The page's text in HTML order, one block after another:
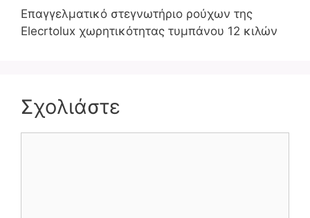
Επαγγελματικό στεγνωτήριο ρούχων της
Elecrtolux χωρητικότητας τυμπάνου 12 κιλών
Σχολιάστε